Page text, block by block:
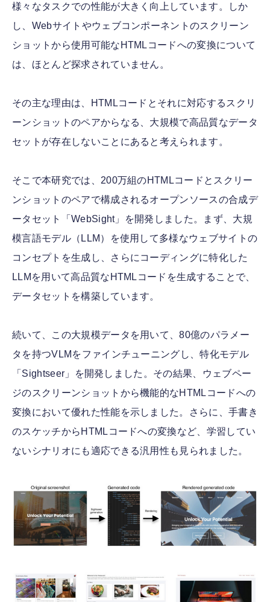
様々なタスクでの性能が大きく向上しています。しか
し、Webサイトやウェブコンポーネントのスクリーン
ショットから使用可能なHTMLコードへの変換について
は、ほとんど探求されていません。
その主な理由は、HTMLコードとそれに対応するスクリ
ーンショットのペアからなる、大規模で高品質なデータ
セットが存在しないことにあると考えられます。
そこで本研究では、200万組のHTMLコードとスクリー
ンショットのペアで構成されるオープンソースの合成デ
ータセット「WebSight」を開発しました。まず、大規
模言語モデル（LLM）を使用して多様なウェブサイトの
コンセプトを生成し、さらにコーディングに特化した
LLMを用いて高品質なHTMLコードを生成することで、
データセットを構築しています。
続いて、この大規模データを用いて、80億のパラメー
タを持つVLMをファインチューニングし、特化モデル
「Sightseer」を開発しました。その結果、ウェブペー
ジのスクリーンショットから機能的なHTMLコードへの
変換において優れた性能を示しました。さらに、手書き
のスケッチからHTMLコードへの変換など、学習してい
ないシナリオにも適応できる汎用性も見られました。